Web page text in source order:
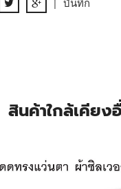
สินค้าใกล้เคียง